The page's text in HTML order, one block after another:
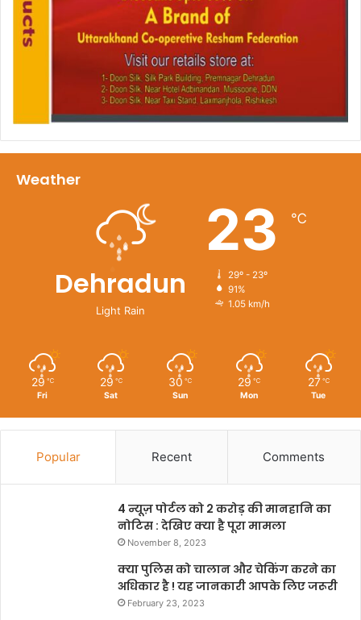
Weather
Dehradun
Light Rain
23 ℃
29º - 23º
91%
1.05 km/h
29 ℃
Fri
29 ℃
Sat
30 ℃
Sun
29 ℃
Mon
27 ℃
Tue
Popular Recent Comments
4 न्यूज़ पोर्टल को 2 करोड़ की मानहानि का
नोटिस : देखिए क्या है पूरा मामला
November 8, 2023
क्या पुलिस को चालान और चेकिंग करने का
अधिकार है ! यह जानकारी आपके लिए जरूरी
February 23, 2023